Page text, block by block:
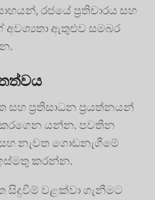
රජයේ ප්‍රතිචාරය සහ
අවශ්‍යතා ඇතුළුව සමබර
සහ ප්‍රතිසාධන ප්‍රයත්නයන්
කරගෙන යන්න. පවතින
නැවත ගොඩනැගීමේ
කරන්න.
සිදුවීම් වළක්වා ගැනීමට